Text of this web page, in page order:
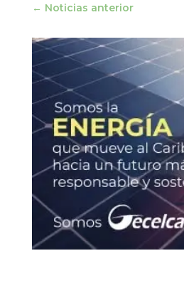
← Noticias anterior